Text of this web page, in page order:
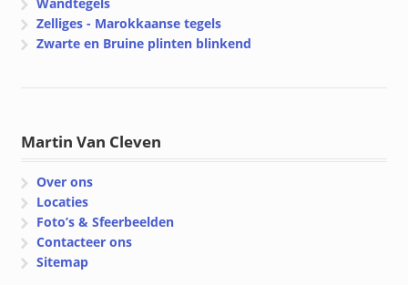
Wandtegels
Zelliges - Marokkaanse tegels
Zwarte en Bruine plinten blinkend
Martin Van Cleven
Over ons
Locaties
Foto’s & Sfeerbeelden
Contacteer ons
Sitemap